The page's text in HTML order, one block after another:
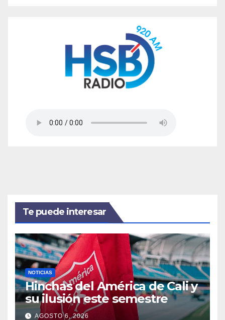
Te puede interesar
NOTICIAS
Hinchas del América de Cali y
su ilusión este semestre
AGOSTO 6, 2026